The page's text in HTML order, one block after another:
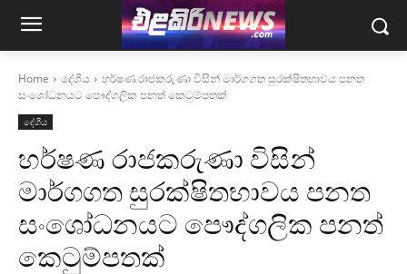
Home දේශීය
හර්ෂණ රාජකරුණා විසින් මාර්ගගත සුරක්ෂිතභාවය පනත
සංශෝධනයට පෞද්ගලික පනත් කෙටුම්පතක්
දේශීය
හර්ෂණ රාජකරුණා විසින්
මාර්ගගත සුරක්ෂිතභාවය පනත
සංශෝධනයට පෞද්ගලික පනත්
කෙටුම්පතක්